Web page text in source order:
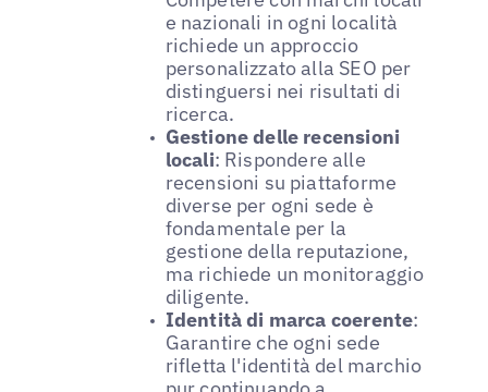
e nazionali in ogni località
richiede un approccio
personalizzato alla SEO per
distinguersi nei risultati di
ricerca.
Gestione delle recensioni
locali: Rispondere alle
recensioni su piattaforme
diverse per ogni sede è
fondamentale per la
gestione della reputazione,
ma richiede un monitoraggio
diligente.
Identità di marca coerente:
Garantire che ogni sede
rifletta l'identità del marchio